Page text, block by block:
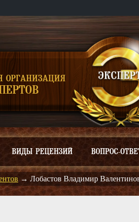
ОРГАНИЗАЦИЯ
ВИДЫ РЕЦЕНЗИЙ ВОПРОС-
→ Лобастов Владимир